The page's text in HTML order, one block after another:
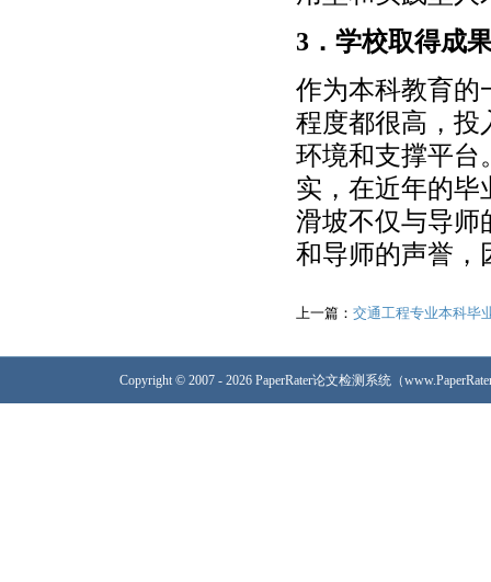
3．学校取得成
作为本科教育的
程度都很高，投
环境和支撑平台
实，在近年的毕
滑坡不仅与导师
和导师的声誉，
上一篇： 交通工程专业本科毕
Copyright © 2007 - 2026 PaperRater论文检测系统（